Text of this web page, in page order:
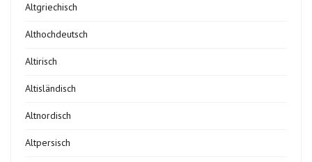
Altgriechisch
Althochdeutsch
Altirisch
Altisländisch
Altnordisch
Altpersisch